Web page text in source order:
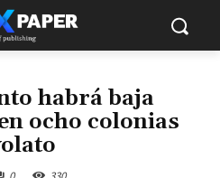
habrá baja
ocho colonias